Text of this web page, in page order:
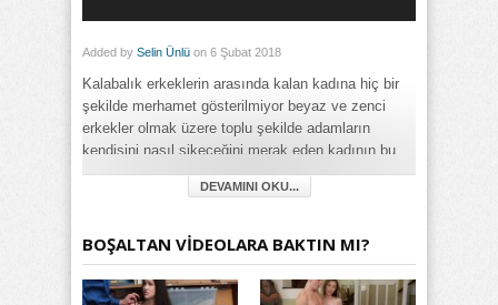
Added by Selin Ünlü on 6 Şubat 2018
Kalabalık erkeklerin arasında kalan kadına hiç bir
şekilde merhamet gösterilmiyor beyaz ve zenci
erkekler olmak üzere toplu şekilde adamların
kendisini nasıl sikeceğini merak eden kadının bu
kaos ortamından çıkma şansı biraz zor görünüyor
bakalım uzun konulu film severler için
Category:
Anal,Fantezi,Filmler,Full HD Grup,Mobil,Olgun,Oral Seks,
Playboy,Rokettube Sert,Toplu Uzun Konulu,Yabancı Zenci
DEVAMINI OKU...
BOŞALTAN VİDEOLARA BAKTIN MI?